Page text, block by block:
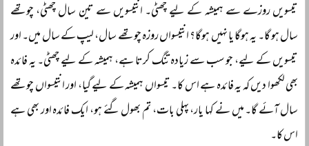
تیسویں روزے سے ہمیشہ کے لیے چھٹی۔ انتیسویں سے تین سال چھٹی، چوتھے
سال ہو گا۔ یہ ہوگا یا نہیں ہوگا؟ انتیسواں روزہ چوتھے سال، لیپ کے سال میں۔ اور
تیسویں کے لیے، جو سب سے زیادہ تنگ کرتا ہے، ہمیشہ کے لیے چھٹی۔ یہ فائدہ
بھی لکھوا دیں کہ یہ فائدہ ہے اس کا۔ تیسواں ہمیشہ کے لیے گیا، اور انتیسواں چوتھے
سال آئے گا۔ میں نے کہا یار، پہلی بات، تم بھول گئے ہو، ایک فائدہ اور بھی ہے
اس کا۔